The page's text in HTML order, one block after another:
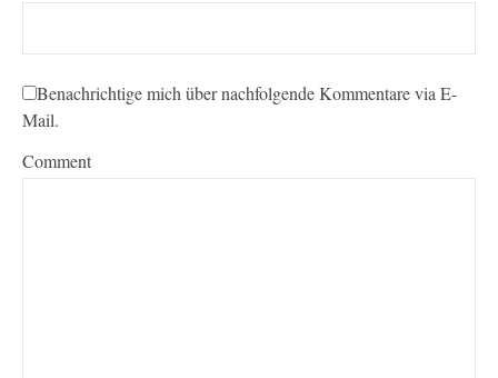
Benachrichtige mich über nachfolgende Kommentare via E-
Mail.
Comment